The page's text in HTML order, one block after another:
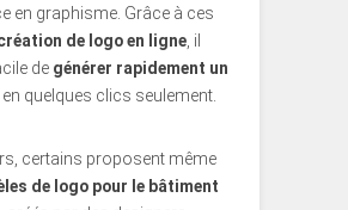
en graphisme. Grâce à ces
de logo en ligne , il
de générer rapidement un
en quelques clics seulement.
certains proposent même
de logo pour le bâtiment